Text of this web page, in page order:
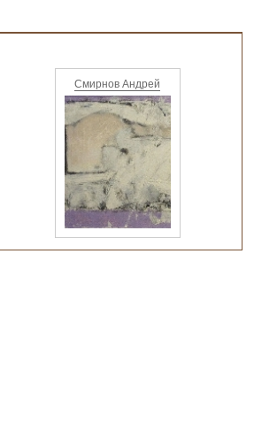
Смирнов Андрей